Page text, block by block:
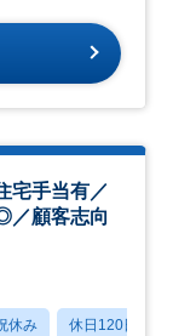
宅手当有／
／顧客志向
休み 休日120日以上